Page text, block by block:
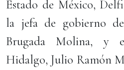
Estado de México,
la jefa de gobierno
Brugada Molina, y
Hidalgo, Julio Ramón